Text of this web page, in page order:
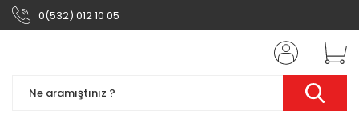
0(532) 012 10 05